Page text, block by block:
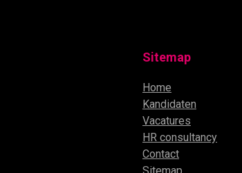
Sitemap
Home
Kandidaten
Vacatures
HR consultancy
Contact